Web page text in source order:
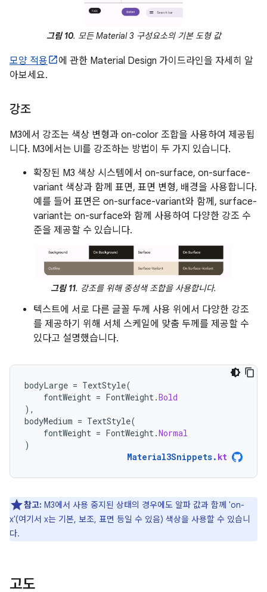
그림 10. 모든 Material 3 구성요소의 기본 도형 값
모양 적용
에 관한 Material Design 가이드라인을 자세히 알
아보세요.
강조
M3에서 강조는 색상 변형과 on-color 조합을 사용하여 제공됩
니다. M3에서는 UI를 강조하는 방법이 두 가지 있습니다.
확장된 M3 색상 시스템에서 on-surface, on-surface-
variant 색상과 함께 표면, 표면 변형, 배경을 사용합니다.
예를 들어 표면은 on-surface-variant와 함께, surface-
variant는 on-surface와 함께 사용하여 다양한 강조 수
준을 제공할 수 있습니다.
그림 11. 강조를 위해 중성색 조합을 사용합니다.
텍스트에 서로 다른 글꼴 두께 사용 위에서 다양한 강조
를 제공하기 위해 서체 스케일에 맞춤 두께를 제공할 수
있다고 설명했습니다.
bodyLarge = TextStyle(
fontWeight = FontWeight .Bold
),
bodyMedium = TextStyle(
fontWeight = FontWeight .Normal
)
Material3Snippets. kt
참고: M3에서 사용 중지된 상태의 경우에도 알파 값과 함께 'on-
x'(여기서 x는 기본, 보조, 표면 등일 수 있음) 색상을 사용할 수 있습니
다.
고도